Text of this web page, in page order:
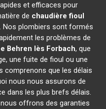
et efficaces pour
de chaudière fioul
. Nos plombiers sont formés
les problèmes de
Behren lès Forbach, que
une fuite de fioul ou une
comprenons que les délais
nous nous assurons de
dans les plus brefs délais.
offrons des garanties